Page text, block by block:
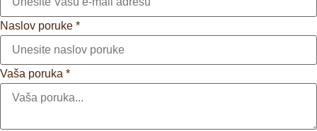
Naslov poruke *
Vaša poruka *